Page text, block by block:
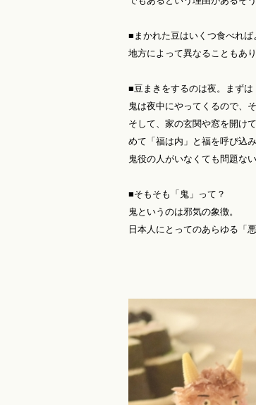
■まかれた豆はいくつ食べれば
地方によって異なることもあ
■豆まきをするのは夜。まずは
鬼は夜中にやってくるので、
そして、家の玄関や窓を開け
めて「福は内」と福を呼び込み
鬼役の人がいなくても問題ない
■そもそも「鬼」って？
鬼というのは邪気の象徴。
日本人にとってのあらゆる「